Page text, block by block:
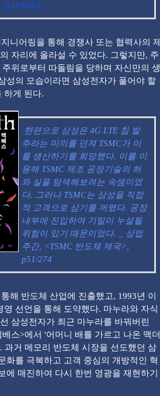
p119/254
니어링을 통해 경쟁사 또는 협력사의 제
자리에 올라설 수 있었다. 그렇지만, 주
위로부터 따돌림을 당하며 자신만의 생
성의 모습이라면 삼성전자가 풀어야 할
하게 된다.
한편으로 삼성은 4G LTE 칩 발
주라는 미끼를 던져 TSMC가 이
를 생산하기를 희망했다. 이를 이
용해 TSMC 제조 공정기술의 허
와 실을 탐색해보려는 속셈이었
다. 그러나 TSMC는 삼성을 직접
적 고객으로 삼기를 꺼렸다. 공장
내부에 진입하여 기밀이 누설될
위험이 있기 때문이었다. _ 상업
주간, <TSMC 반도체 제국>,
p51/274
해 반도체 산업에 진출했고, 1993년 이
선언을 통해 도약했다. 마누라와 자식
삼성전자가 최근 마누라를 바꿔버린
스>에서 '어머니 배를 가르고 나온 맥더
과거 메모리 반도체 시장을 선도했던 삼
화를 극복하고 고객 중심의 개방적인 혁
매진하여 다시 한번 영광을 재현하기